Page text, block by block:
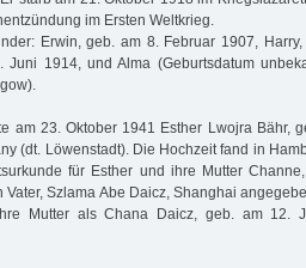
im Ersten Weltkrieg.
Erwin, geb. am 8. Februar 1907,
Juni 1914, und Alma (Geburtsdatum
am 23. Oktober 1941 Esther Lwojra Bähr,
(dt. Löwenstadt). Die Hochzeit fand in
für Esther und ihre Mutter
Vater, Szlama Abe Daicz, Shanghai
Mutter als Chana Daicz, geb. am 12.